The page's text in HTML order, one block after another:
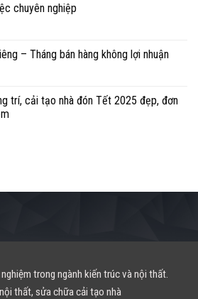
chuyên nghiệp
– Tháng bán hàng không lợi nhuận
trí, cải tạo nhà đón Tết 2025 đẹp, đơn
trong ngành kiến trúc và nội thất.
thất, sửa chữa cải tạo nhà